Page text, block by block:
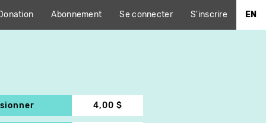
Abonnement Se connecter S'inscrire EN
4,00 $